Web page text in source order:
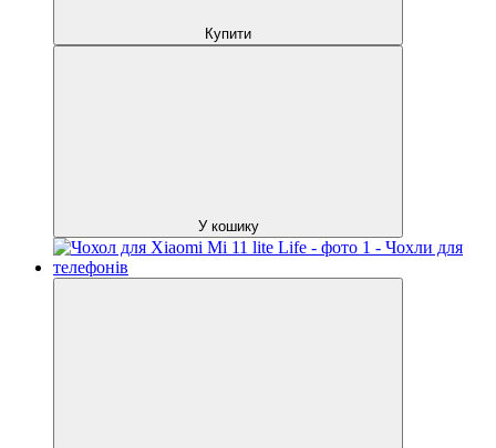
Купити
У кошику